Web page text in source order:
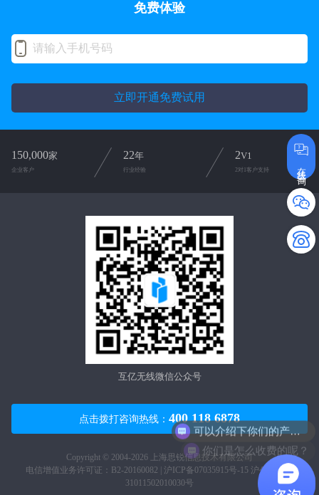
在线咨询
免费体验
立即开通免费试用
150,000家
企业客户
22年
行业经验
2V1
2对1客户支持
互亿无线微信公众号
点击拨打咨询热线： 400 118 6878
Copyright © 2004-2026 上海思锐信息技术有限公司
电信增值业务许可证：B2-20160082 | 沪ICP备07035915号-15 沪公网安备
31011502010030号
可以介绍下你们的产品么？
你们是怎么收费的呢？